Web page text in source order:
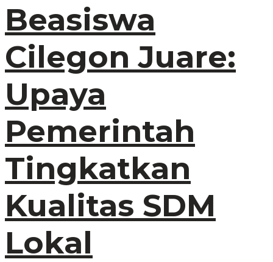
Beasiswa
Cilegon Juare:
Upaya
Pemerintah
Tingkatkan
Kualitas SDM
Lokal